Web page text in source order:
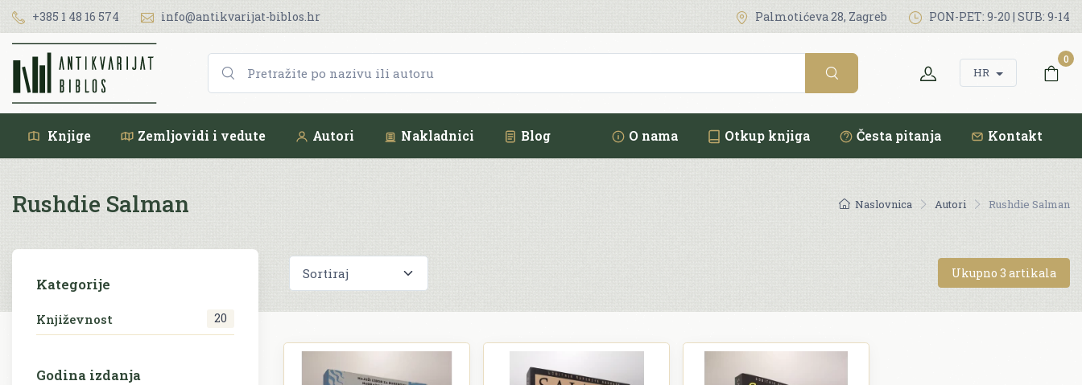
+385 1 48 16 574 info@antikvarijat-biblos.hr Palmotićeva 28, Zagreb PON-PET: 9-20 | SUB: 9-14
HR
0
Knjige Zemljovidi i vedute Autori Nakladnici Blog O nama Otkup knjiga Česta pitanja Kontakt
Naslovnica Autori Rushdie Salman
Rushdie Salman
Kategorije
Književnost 20
Godina izdanja
Ukupno 3 artikala